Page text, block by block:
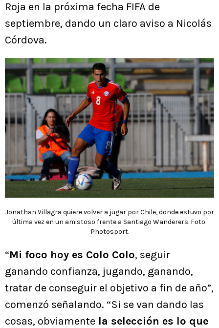
Roja en la próxima fecha FIFA de
septiembre, dando un claro aviso a Nicolás
Córdova.
Jonathan Villagra quiere volver a jugar por Chile, donde estuvo por
última vez en un amistoso frente a Santiago Wanderers. Foto:
Photosport.
“Mi foco hoy es Colo Colo, seguir
ganando confianza, jugando, ganando,
tratar de conseguir el objetivo a fin de año”,
comenzó señalando. “Si se van dando las
cosas, obviamente la selección es lo que